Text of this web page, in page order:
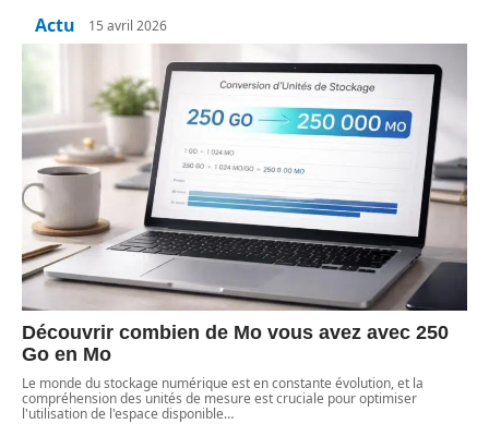
Actu 15 avril 2026
Découvrir combien de Mo vous avez avec 250
Go en Mo
Le monde du stockage numérique est en constante évolution, et la
compréhension des unités de mesure est cruciale pour optimiser
l'utilisation de l'espace disponible…